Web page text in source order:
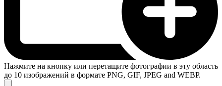
Нажмите на кнопку или перетащите фотографии в эту область
до 10 изображений в формате PNG, GIF, JPEG and WEBP.